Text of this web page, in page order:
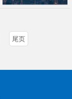
尾页